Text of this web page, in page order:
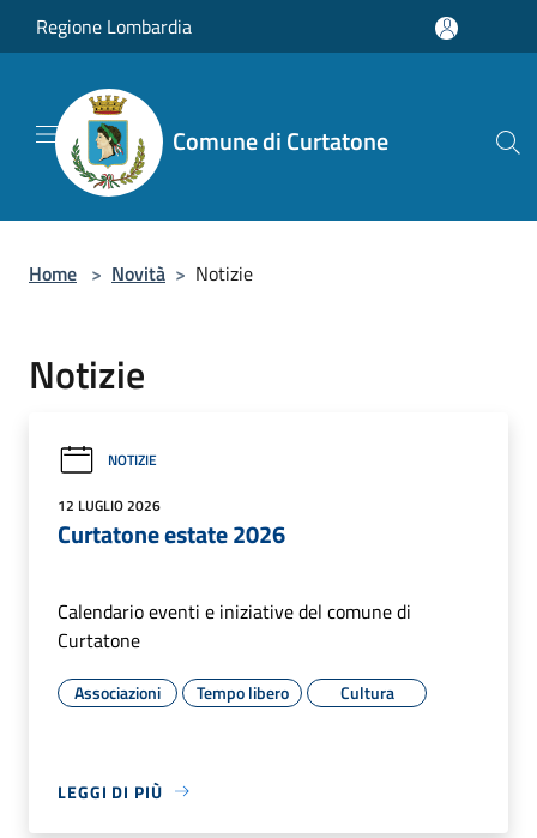
Salta al contenuto principale
Regione Lombardia
Comune di Curtatone
Home > Novità > Notizie
Notizie
NOTIZIE
12 LUGLIO 2026
Curtatone estate 2026
Calendario eventi e iniziative del comune di
Curtatone
Associazioni Tempo libero Cultura
LEGGI DI PIÙ